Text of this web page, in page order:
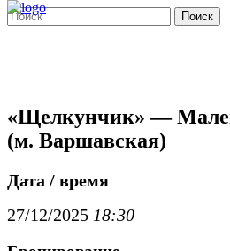
Поиск
«Щелкунчик» —
(м. Варшавская)
Дата / время
27/12/2025 18:30